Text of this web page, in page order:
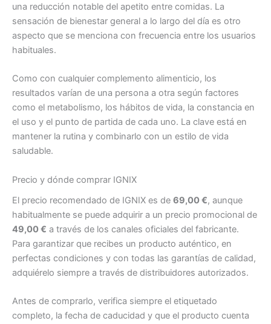
una reducción notable del apetito entre comidas. La
sensación de bienestar general a lo largo del día es otro
aspecto que se menciona con frecuencia entre los usuarios
habituales.
Como con cualquier complemento alimenticio, los
resultados varían de una persona a otra según factores
como el metabolismo, los hábitos de vida, la constancia en
el uso y el punto de partida de cada uno. La clave está en
mantener la rutina y combinarlo con un estilo de vida
saludable.
Precio y dónde comprar IGNIX
El precio recomendado de IGNIX es de 69,00 €, aunque
habitualmente se puede adquirir a un precio promocional de
49,00 € a través de los canales oficiales del fabricante.
Para garantizar que recibes un producto auténtico, en
perfectas condiciones y con todas las garantías de calidad,
adquiérelo siempre a través de distribuidores autorizados.
Antes de comprarlo, verifica siempre el etiquetado
completo, la fecha de caducidad y que el producto cuenta